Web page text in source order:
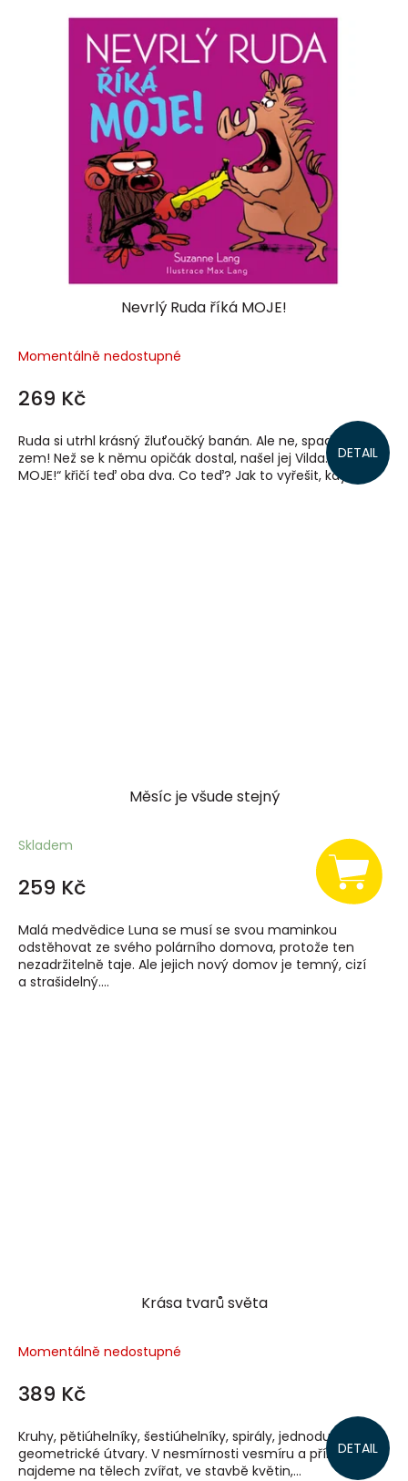
Nevrlý Ruda říká MOJE!
Momentálně nedostupné
269 Kč
DETAIL
Ruda si utrhl krásný žluťoučký banán. Ale ne, spadl mu na
zem! Než se k němu opičák dostal, našel jej Vilda. „To je
MOJE!“ křičí teď oba dva. Co teď? Jak to vyřešit, když...
Měsíc je všude stejný
Skladem
259 Kč
Malá medvědice Luna se musí se svou maminkou
odstěhovat ze svého polárního domova, protože ten
nezadržitelně taje. Ale jejich nový domov je temný, cizí
a strašidelný....
Krása tvarů světa
Momentálně nedostupné
389 Kč
DETAIL
Kruhy, pětiúhelníky, šestiúhelníky, spirály, jednoduše
geometrické útvary. V nesmírnosti vesmíru a přírody je
najdeme na tělech zvířat, ve stavbě květin,...